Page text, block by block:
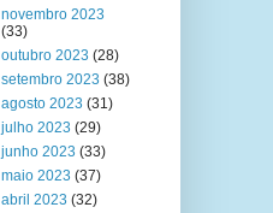
novembro 2023
(33)
outubro 2023 (28)
setembro 2023 (38)
agosto 2023 (31)
julho 2023 (29)
junho 2023 (33)
maio 2023 (37)
abril 2023 (32)